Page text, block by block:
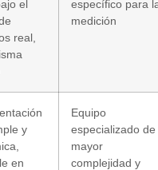
el
real,
específico para
medición
y
en
Equipo
especializado de
mayor
complejidad y